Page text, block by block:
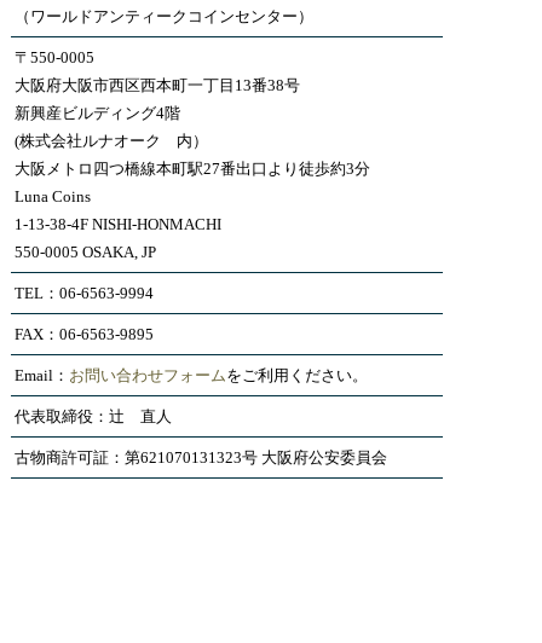
（ワールドアンティークコインセンター）
〒550-0005
大阪府大阪市西区西本町一丁目13番38号
新興産ビルディング4階
(株式会社ルナオーク 内）
大阪メトロ四つ橋線本町駅27番出口より徒歩約3分
Luna Coins
1-13-38-4F NISHI-HONMACHI
550-0005 OSAKA, JP
TEL：06-6563-9994
FAX：06-6563-9895
Email： お問い合わせフォームをご利用ください。
代表取締役：辻 直人
古物商許可証：第621070131323号 大阪府公安委員会